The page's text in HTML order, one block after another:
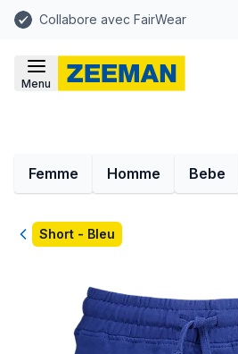
Collabore avec FairWear
Menu
Femme Homme Bebe
RetourShort - Bleu